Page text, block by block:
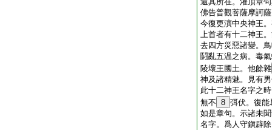
佛告普觀菩薩摩訶
今復更演中央神王
上首者有十二神王
去四方災惡諸變。
鬪亂五温之病。毒
陵壞王國土。他餘雜
神及諸精魅。見有
此十二神王名字之
無不 8 弭伏。復能
如是章句。示諸未
名字。爲人守鎭辟